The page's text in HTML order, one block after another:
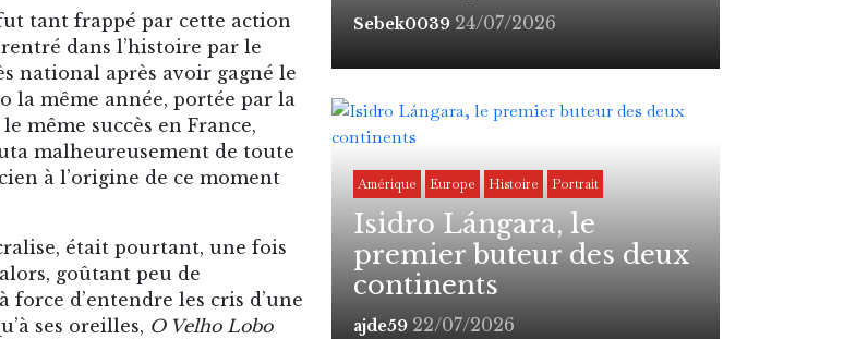
tant frappé par cette action
dans l’histoire par le
national après avoir gagné le
la même année, portée par la
même succès en France,
malheureusement de toute
à l’origine de ce moment
était pourtant, une fois
goûtant peu de
force d’entendre les cris d’une
ses oreilles, O Velho Lobo
Sebek0039 24/07/2026
Amérique Europe Histoire Portrait
Isidro Lángara, le
premier buteur des deux
continents
ajde59 22/07/2026